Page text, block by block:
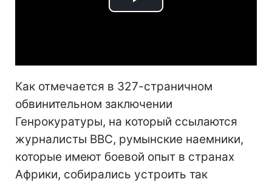
Play
Как отмечается в 327-страничном
обвинительном заключении
Генрокуратуры, на который ссылаются
журналисты ВВС, румынские наемники,
которые имеют боевой опыт в странах
Африки, собирались устроить так